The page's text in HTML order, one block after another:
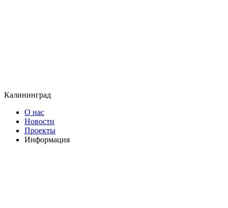
Калининград
О нас
Новости
Проекты
Информация